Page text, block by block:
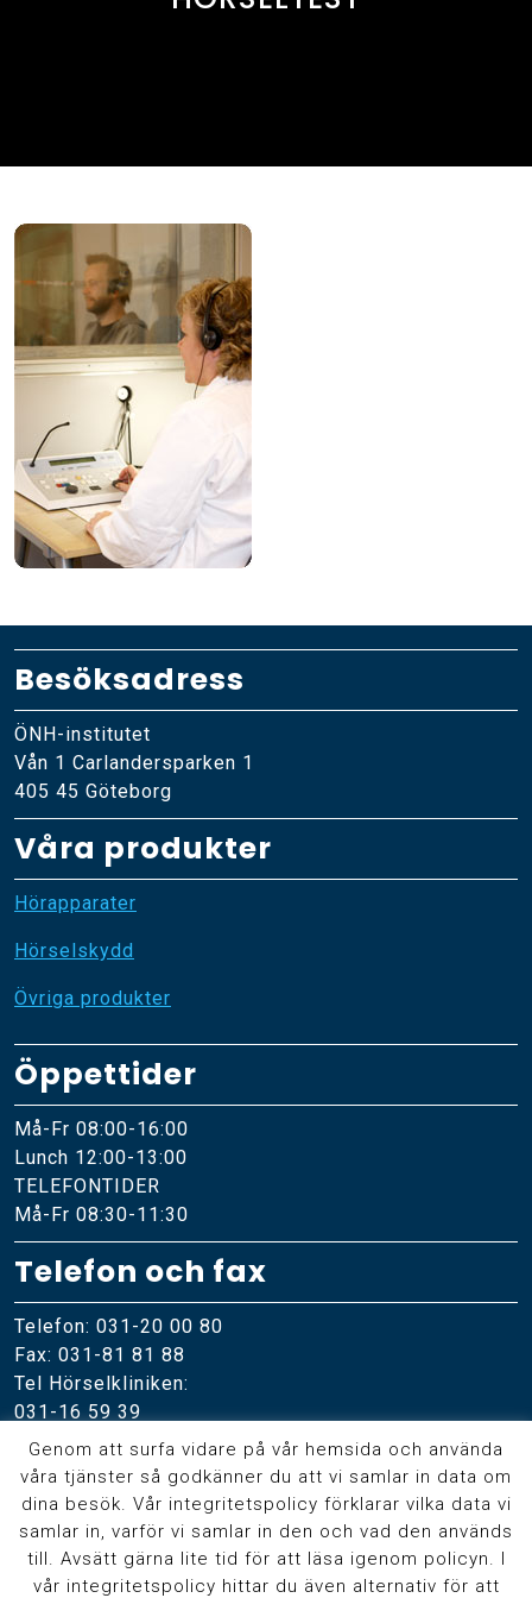
Besöksadress
ÖNH-institutet
Vån 1 Carlandersparken 1
405 45 Göteborg
Våra produkter
Hörapparater
Hörselskydd
Övriga produkter
Öppettider
Må-Fr 08:00-16:00
Lunch 12:00-13:00
TELEFONTIDER
Må-Fr 08:30-11:30
Telefon och fax
Telefon: 031-20 00 80
Fax: 031-81 81 88
Tel Hörselkliniken:
031-16 59 39
Online
Skicka meddelande
ÖNH-institutetpå Facebook
Genom att surfa vidare på vår hemsida och använda
våra tjänster så godkänner du att vi samlar in data om
dina besök. Vår integritetspolicy förklarar vilka data vi
samlar in, varför vi samlar in den och vad den används
till. Avsätt gärna lite tid för att läsa igenom policyn. I
vår integritetspolicy hittar du även alternativ för att